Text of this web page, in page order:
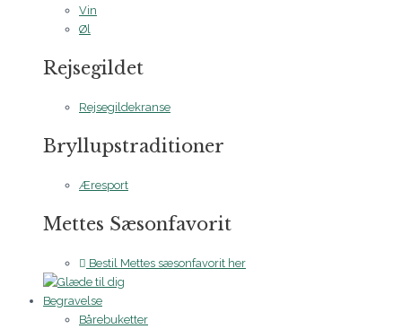
Vin
Øl
Rejsegildet
Rejsegildekranse
Bryllupstraditioner
Æresport
Mettes Sæsonfavorit
Bestil Mettes sæsonfavorit her
Begravelse
Bårebuketter